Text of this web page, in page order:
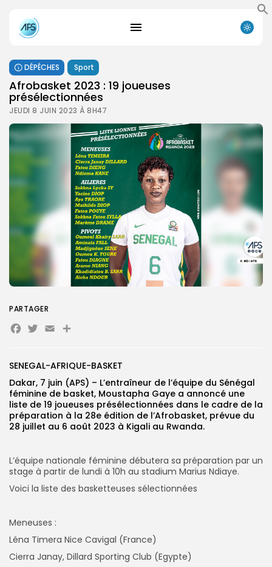
for:
DÉPÊCHES Sport
Afrobasket 2023 : 19 joueuses
présélectionnées
JEUDI 8 JUIN 2023 À 8H47
SENEGAL-AFRIQUE-BASKET
Dakar, 7 juin (APS) – L’entraîneur de l’équipe du Sénégal
féminine de basket, Moustapha Gaye a annoncé une
liste de 19 joueuses présélectionnées dans le cadre de la
préparation à la 28e édition de l’Afrobasket, prévue du
28 juillet au 6 août 2023 à Kigali au Rwanda.
L’équipe nationale féminine débutera sa préparation par un
stage à partir de lundi à 10h au stadium Marius Ndiaye.
Voici la liste des basketteuses sélectionnées
Meneuses :
Léna Timera Nice Cavigal (France)
Cierra Janay, Dillard Sporting Club (Egypte)
PARTAGER
Facebook
Twitter
EmailPartager